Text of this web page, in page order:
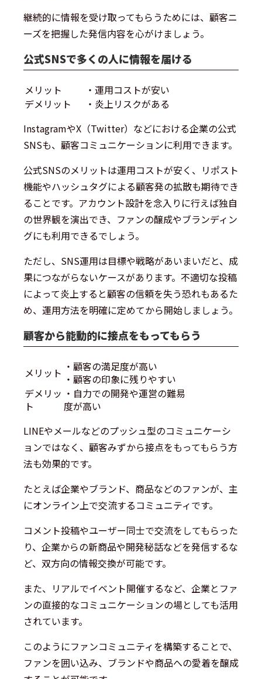
継続的に情報を受け取ってもらうためには、顧客ニ
ーズを把握した発信内容を心がけましょう。
公式SNSで多くの人に情報を届ける
メリット
・運用コストが安い
デメリット
・炎上リスクがある
InstagramやX（Twitter）などにおける企業の公式
SNSも、顧客コミュニケーションに利用できます。
公式SNSのメリットは運用コストが安く、リポスト
機能やハッシュタグによる顧客発の拡散も期待でき
ることです。アカウント設計を念入りに行えば独自
の世界観を演出でき、ファンの醸成やブランディン
グにも利用できるでしょう。
ただし、SNS運用は目標や戦略があいまいだと、成
果につながらないケースがあります。不適切な投稿
によって炎上すると顧客の信頼を失う恐れもあるた
め、運用方法を明確に定めてから開始しましょう。
顧客から能動的に接点をもってもらう
メリット ・顧客の満足度が高い
・顧客の印象に残りやすい
デメリッ
ト
・自力での開発や運営の難易
度が高い
LINEやメールなどのプッシュ型のコミュニケーシ
ョンではなく、顧客みずから接点をもってもらう方
法も効果的です。
たとえば企業やブランド、商品などのファンが、主
にオンライン上で交流するコミュニティです。
コメント投稿やユーザー同士で交流をしてもらった
り、企業からの新商品や開発秘話などを発信するな
ど、双方向の情報交換が可能です。
また、リアルでイベント開催するなど、企業とファ
ンの直接的なコミュニケーションの場としても活用
されています。
このようにファンコミュニティを構築することで、
ファンを囲い込み、ブランドや商品への愛着を醸成